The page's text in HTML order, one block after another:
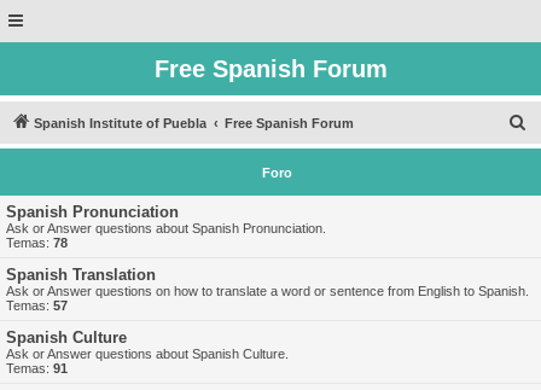
Free Spanish Forum
Spanish Institute of Puebla Free Spanish Forum
u
Foro
Spanish Pronunciation
Ask or Answer questions about Spanish Pronunciation.
Temas: 78
Spanish Translation
Ask or Answer questions on how to translate a word or sentence from English to Spanish.
Temas: 57
Spanish Culture
Ask or Answer questions about Spanish Culture.
Temas: 91